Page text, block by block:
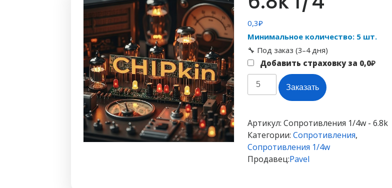
0,3₽
Минимальное количество: 5 шт.
🔧 Под заказ (3–4 дня)
Добавить страховку за 0,0₽
Количество
товара
Заказать
Артикул: Сопротивления 1/4w - 6.8k
Категории: Сопротивления,
Сопротивления 1/4w
Продавец:Pavel